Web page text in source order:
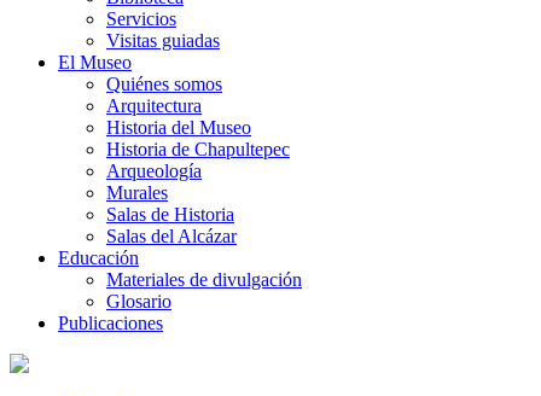
Servicios
Visitas guiadas
El Museo
Quiénes somos
Arquitectura
Historia del Museo
Historia de Chapultepec
Arqueología
Murales
Salas de Historia
Salas del Alcázar
Educación
Materiales de divulgación
Glosario
Publicaciones